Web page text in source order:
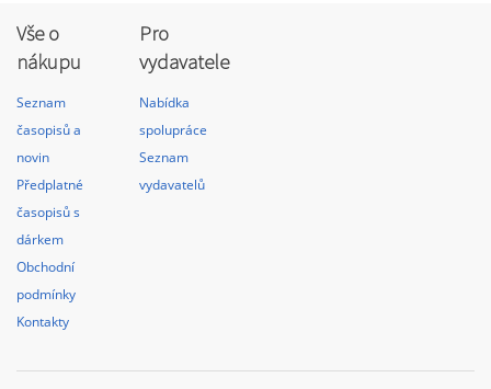
Vše o
nákupu
Seznam
časopisů a
novin
Předplatné
časopisů s
dárkem
Obchodní
podmínky
Kontakty
Pro
vydavatele
Nabídka
spolupráce
Seznam
vydavatelů